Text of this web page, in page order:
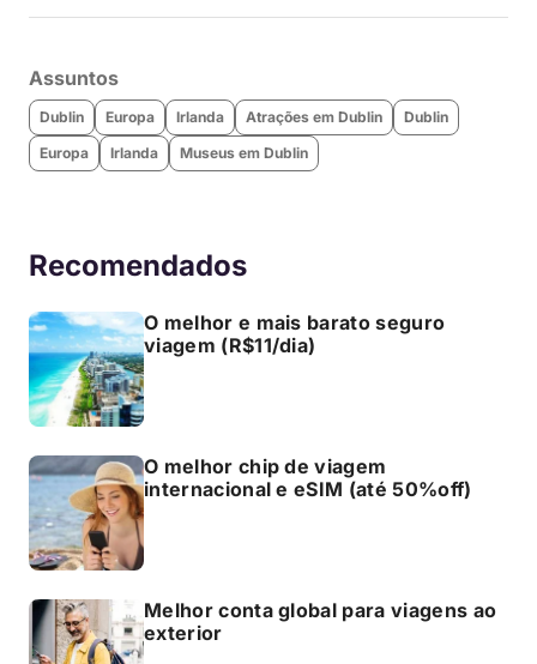
Assuntos
Dublin Europa Irlanda Atrações em Dublin
Dublin
Europa
Irlanda Museus em Dublin
Recomendados
O melhor e mais barato seguro
viagem (R$11/dia)
O melhor chip de viagem
internacional e eSIM (até 50%off)
Melhor conta global para viagens ao
exterior